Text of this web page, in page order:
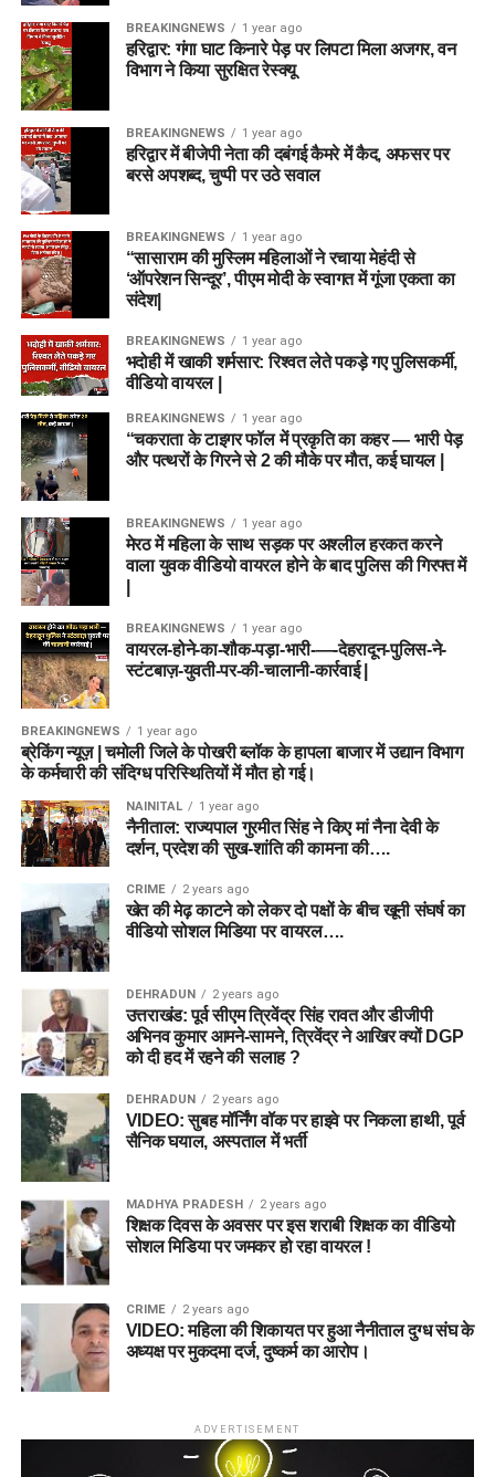
BREAKINGNEWS 1 year ago
हरिद्वार: गंगा घाट किनारे पेड़ पर लिपटा मिला अजगर, वन
विभाग ने किया सुरक्षित रेस्क्यू
BREAKINGNEWS 1 year ago
हरिद्वार में बीजेपी नेता की दबंगई कैमरे में कैद, अफसर पर
बरसे अपशब्द, चुप्पी पर उठे सवाल
BREAKINGNEWS 1 year ago
“सासाराम की मुस्लिम महिलाओं ने रचाया मेहंदी से
‘ऑपरेशन सिन्दूर’, पीएम मोदी के स्वागत में गूंजा एकता का
संदेश|
BREAKINGNEWS 1 year ago
भदोही में खाकी शर्मसार: रिश्वत लेते पकड़े गए पुलिसकर्मी,
वीडियो वायरल |
BREAKINGNEWS 1 year ago
“चकराता के टाइगर फॉल में प्रकृति का कहर — भारी पेड़
और पत्थरों के गिरने से 2 की मौके पर मौत, कई घायल |
BREAKINGNEWS 1 year ago
मेरठ में महिला के साथ सड़क पर अश्लील हरकत करने
वाला युवक वीडियो वायरल होने के बाद पुलिस की गिरफ्त में
BREAKINGNEWS 1 year ago
वायरल-होने-का-शौक-पड़ा-भारी-—-देहरादून-पुलिस-ने-
स्टंटबाज़-युवती-पर-की-चालानी-कार्रवाई |
BREAKINGNEWS 1 year ago
ब्रेकिंग न्यूज़ | चमोली जिले के पोखरी ब्लॉक के हापला बाजार में उद्यान विभाग
के कर्मचारी की संदिग्ध परिस्थितियों में मौत हो गई।
NAINITAL 1 year ago
नैनीताल: राज्यपाल गुरमीत सिंह ने किए मां नैना देवी के
दर्शन, प्रदेश की सुख-शांति की कामना की….
CRIME 2 years ago
खेत की मेढ़ काटने को लेकर दो पक्षों के बीच खूनी संघर्ष का
वीडियो सोशल मिडिया पर वायरल….
DEHRADUN 2 years ago
उत्तराखंड: पूर्व सीएम त्रिवेंद्र सिंह रावत और डीजीपी
अभिनव कुमार आमने-सामने, त्रिवेंद्र ने आखिर क्यों DGP
को दी हद में रहने की सलाह ?
DEHRADUN 2 years ago
VIDEO: सुबह मॉर्निंग वॉक पर हाइवे पर निकला हाथी, पूर्व
सैनिक घयाल, अस्पताल में भर्ती
MADHYA PRADESH 2 years ago
शिक्षक दिवस के अवसर पर इस शराबी शिक्षक का वीडियो
सोशल मिडिया पर जमकर हो रहा वायरल !
CRIME 2 years ago
VIDEO: महिला की शिकायत पर हुआ नैनीताल दुग्ध संघ के
अध्यक्ष पर मुकदमा दर्ज, दुष्कर्म का आरोप।
ADVERTISEMENT